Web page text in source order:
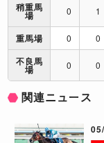
稍重馬
場 0 1
重馬場 0 0
不良馬
場 0 0
関連ニュース